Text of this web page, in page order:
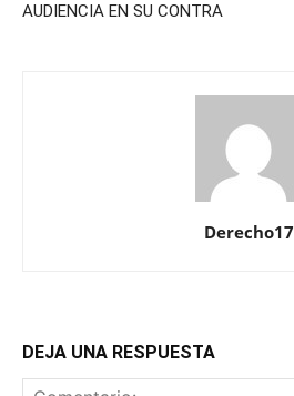
AUDIENCIA EN SU CONTRA
Derecho17
DEJA UNA RESPUESTA